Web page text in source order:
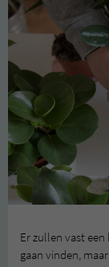
Er zullen vast
gaan vinden,